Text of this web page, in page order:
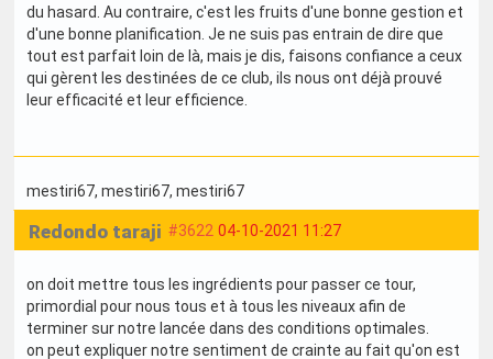
du hasard. Au contraire, c'est les fruits d'une bonne gestion et
d'une bonne planification. Je ne suis pas entrain de dire que
tout est parfait loin de là, mais je dis, faisons confiance a ceux
qui gèrent les destinées de ce club, ils nous ont déjà prouvé
leur efficacité et leur efficience.
mestiri67, mestiri67, mestiri67
#3622 04-10-2021 11:27
Redondo taraji
on doit mettre tous les ingrédients pour passer ce tour,
primordial pour nous tous et à tous les niveaux afin de
terminer sur notre lancée dans des conditions optimales.
on peut expliquer notre sentiment de crainte au fait qu'on est